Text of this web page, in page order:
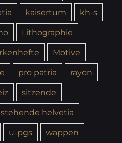
kaisertum
kh-s
Lithographie
Motive
pro patria
rayon
sitzende
stehende helvetia
u-pgs
wappen